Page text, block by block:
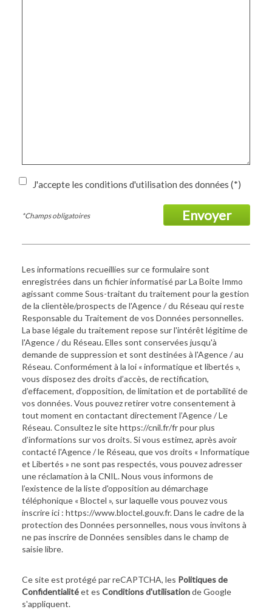
J'accepte les conditions d'utilisation des données (*)
Envoyer
*Champs obligatoires
Les informations recueillies sur ce formulaire sont
enregistrées dans un fichier informatisé par La Boite Immo
agissant comme Sous-traitant du traitement pour la gestion
de la clientèle/prospects de l'Agence / du Réseau qui reste
Responsable du Traitement de vos Données personnelles.
La base légale du traitement repose sur l'intérêt légitime de
l'Agence / du Réseau. Elles sont conservées jusqu'à
demande de suppression et sont destinées à l'Agence / au
Réseau. Conformément à la loi « informatique et libertés »,
vous disposez des droits d’accès, de rectification,
d’effacement, d’opposition, de limitation et de portabilité de
vos données. Vous pouvez retirer votre consentement à
tout moment en contactant directement l’Agence / Le
Réseau. Consultez le sitehttps://cnil.fr/frpour plus
d’informations sur vos droits. Si vous estimez, après avoir
contacté l'Agence / le Réseau, que vos droits « Informatique
et Libertés » ne sont pas respectés, vous pouvez adresser
une réclamation à la CNIL. Nous vous informons de
l’existence de la liste d'opposition au démarchage
téléphonique « Bloctel », sur laquelle vous pouvez vous
inscrire ici : https://www.bloctel.gouv.fr. Dans le cadre de la
protection des Données personnelles, nous vous invitons à
ne pas inscrire de Données sensibles dans le champ de
saisie libre.
Ce site est protégé par reCAPTCHA, les Politiques de
Confidentialitéet es Conditions d'utilisationde Google
s'appliquent.